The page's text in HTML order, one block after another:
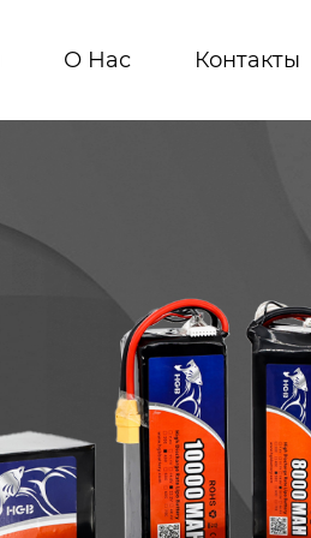
О Нас Контакты